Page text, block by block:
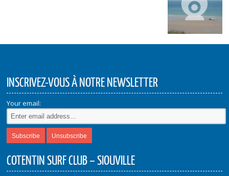
INSCRIVEZ-VOUS À NOTRE NEWSLETTER
Your email:
COTENTIN SURF CLUB – SIOUVILLE